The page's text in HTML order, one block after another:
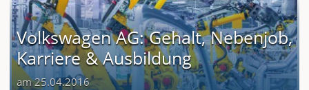
Volkswagen AG: Gehalt, Nebenjob,
Karriere & Ausbildung
am 25.04.2016